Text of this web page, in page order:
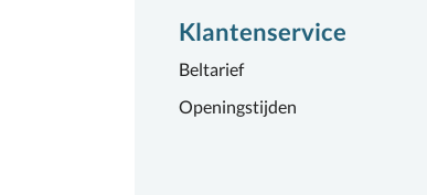
Klantenservice
Beltarief
Openingstijden